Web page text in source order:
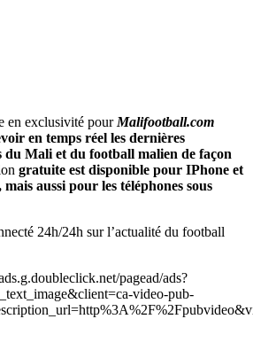
en exclusivité pour Malifootball.com
en temps réel les dernières
du Mali et du football malien de façon
gratuite est disponible pour IPhone et
aussi pour les téléphones sous
24h/24h sur l’actualité du football
pagead/ads?
video-pub-